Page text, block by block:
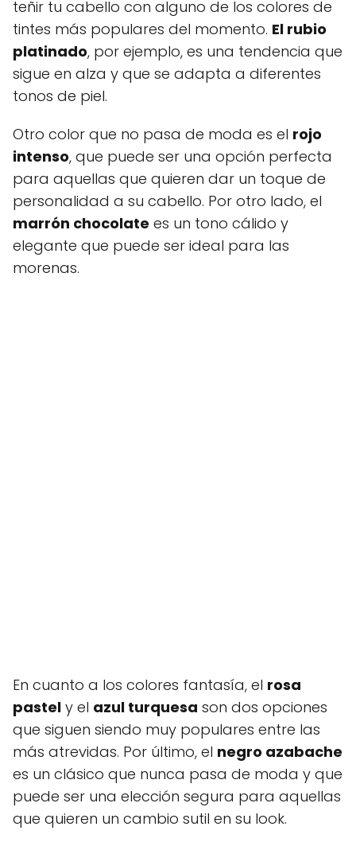
teñir tu cabello con alguno de los colores de
tintes más populares del momento. El rubio
platinado, por ejemplo, es una tendencia que
sigue en alza y que se adapta a diferentes
tonos de piel.
Otro color que no pasa de moda es el rojo
intenso, que puede ser una opción perfecta
para aquellas que quieren dar un toque de
personalidad a su cabello. Por otro lado, el
marrón chocolate es un tono cálido y
elegante que puede ser ideal para las
morenas.
En cuanto a los colores fantasía, el rosa
pastel y el azul turquesa son dos opciones
que siguen siendo muy populares entre las
más atrevidas. Por último, el negro azabache
es un clásico que nunca pasa de moda y que
puede ser una elección segura para aquellas
que quieren un cambio sutil en su look.